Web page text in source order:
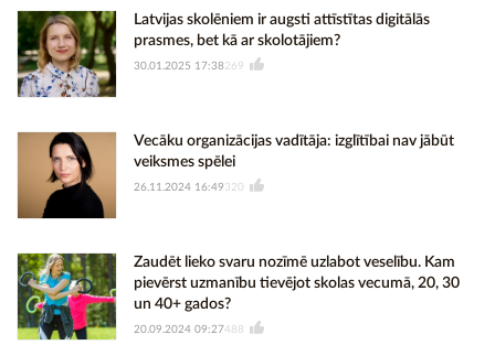
Latvijas skolēniem ir augsti attīstītas digitālās
prasmes, bet kā ar skolotājiem?
30.01.2025 17:38 269
Vecāku organizācijas vadītāja: izglītībai nav jābūt
veiksmes spēlei
26.11.2024 16:49 320
Zaudēt lieko svaru nozīmē uzlabot veselību. Kam
pievērst uzmanību tievējot skolas vecumā, 20, 30
un 40+ gados?
20.09.2024 09:27488